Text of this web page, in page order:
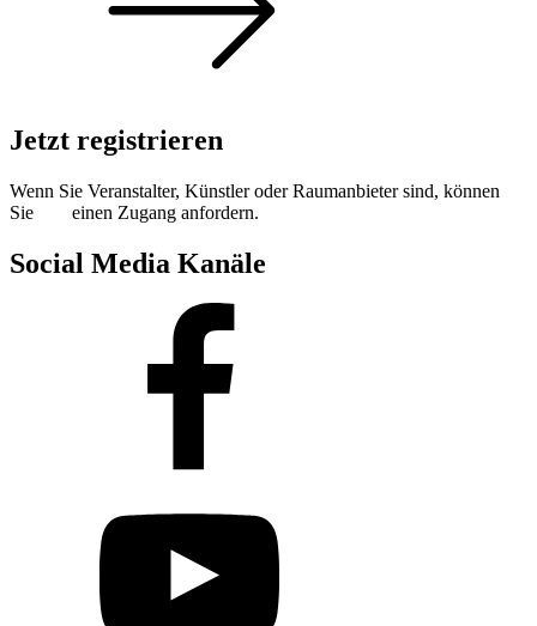
Jetzt registrieren
Wenn Sie Veranstalter, Künstler oder Raumanbieter sind, können
Sie
einen Zugang anfordern.
Social Media Kanäle